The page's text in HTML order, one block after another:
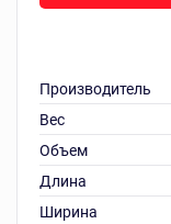
Производитель
Вес
Объем
Длина
Ширина